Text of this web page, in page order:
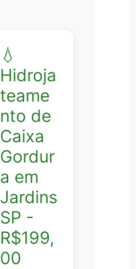
💧
Hidroja
teame
nto de
Caixa
Gordur
a em
Jardins
SP -
R$199,
00